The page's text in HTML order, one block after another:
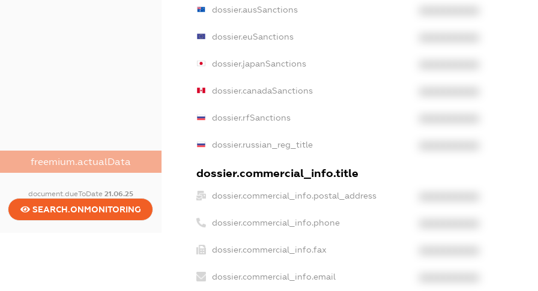
freemium.actualData
document.dueToDate 21.06.25
SEARCH.ONMONITORING
dossier.ausSanctions
dossier.euSanctions
dossier.japanSanctions
dossier.canadaSanctions
dossier.rfSanctions
dossier.russian_reg_title
dossier.commercial_info.title
dossier.commercial_info.postal_address
dossier.commercial_info.phone
dossier.commercial_info.fax
dossier.commercial_info.email